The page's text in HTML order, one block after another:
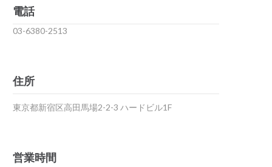
電話
03-6380-2513
住所
東京都新宿区高田馬場2-2-3 ハードビル1F
営業時間